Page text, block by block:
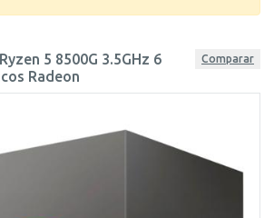
5 8500G 3.5GHz 6
Radeon
Comparar